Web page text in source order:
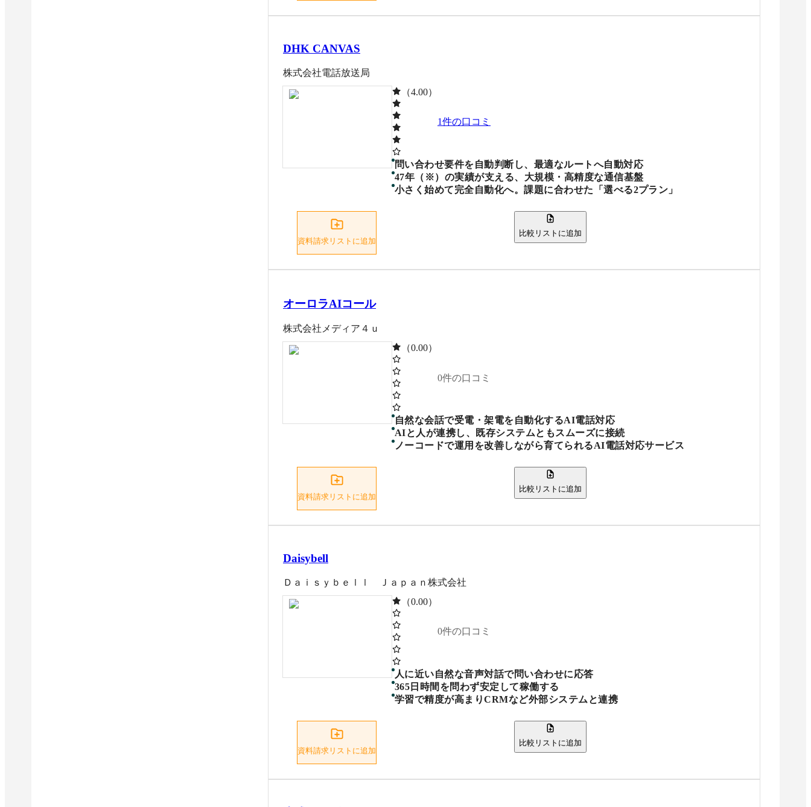
DHK CANVAS
株式会社電話放送局
（4.00）
1件の口コミ
問い合わせ要件を自動判断し、最適なルートへ自動対応
47年（※）の実績が支える、大規模・高精度な通信基盤
小さく始めて完全自動化へ。課題に合わせた「選べる2プラン」
資料請求リストに追加
比較リストに追加
オーロラAIコール
株式会社メディア４ｕ
（0.00）
0件の口コミ
自然な会話で受電・架電を自動化するAI電話対応
AIと人が連携し、既存システムともスムーズに接続
ノーコードで運用を改善しながら育てられるAI電話対応サービス
資料請求リストに追加
比較リストに追加
Daisybell
Ｄａｉｓｙｂｅｌｌ Ｊａｐａｎ株式会社
（0.00）
0件の口コミ
人に近い自然な音声対話で問い合わせに応答
365日時間を問わず安定して稼働する
学習で精度が高まりCRMなど外部システムと連携
資料請求リストに追加
比較リストに追加